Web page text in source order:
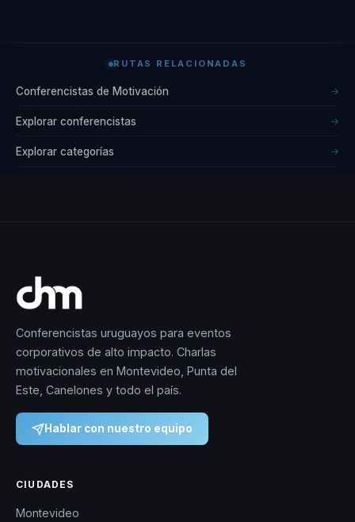
RUTAS RELACIONADAS
Conferencistas de Motivación →
Explorar conferencistas →
Explorar categorías →
Conferencistas uruguayos para eventos
corporativos de alto impacto. Charlas
motivacionales en Montevideo, Punta del
Este, Canelones y todo el país.
Hablar con nuestro equipo
CIUDADES
Montevideo